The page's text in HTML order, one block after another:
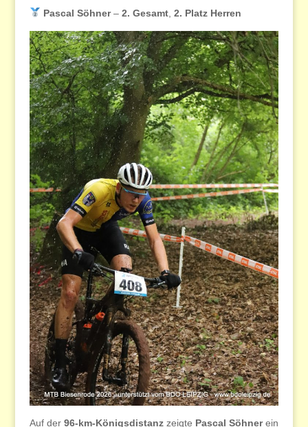
Pascal Söhner– 2. Gesamt, 2. Platz Herren
Auf der 96-km-Königsdistanzzeigte Pascal Söhnerein